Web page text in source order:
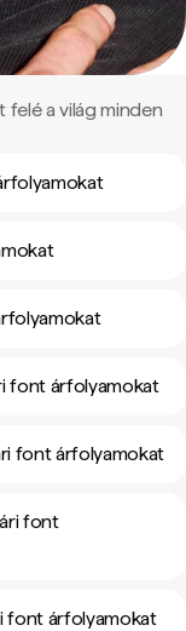
a világ minden
font árfolyamokat
font árfolyamokat
font
font árfolyamokat